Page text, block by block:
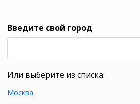
Введите свой город
Или выберите из списка:
Москва